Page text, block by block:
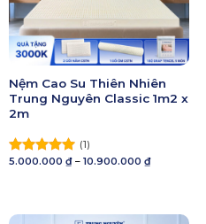
Nệm Cao Su Thiên Nhiên
Trung Nguyên Classic 1m2 x
2m
Được xếp
(1)
5.000.000 ₫ – 10.900.000 ₫Khoảng
giá: